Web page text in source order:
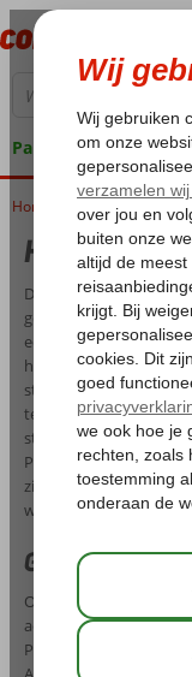
Pakketgarantie
Home Hotels Tenerife
Hotels
Door de aangename
genieten van een
een groot eiland is
heerlijk dagenlang in
strand bijkleuren. Voor
te ondernemen. Huur
stranden en leuke
Park mag niet
zich de bekende
worden diverse
Goedkope
Op Tenerife zijn
accommodaties
Playa de las Americas,